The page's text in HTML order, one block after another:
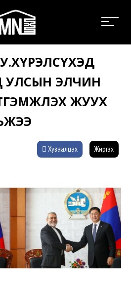
У.ХҮРЭЛСҮХЭД
УЛСЫН ЭЛЧИН
ЖУУХ
Хуваалцах Жиргэх